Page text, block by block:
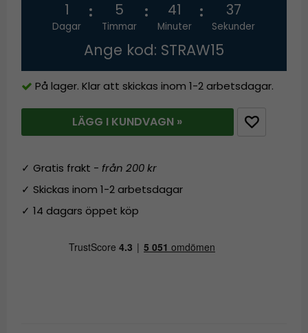
1
Dagar
5
Timmar
41
Minuter
37
Sekunder
Ange kod: STRAW15
På lager. Klar att skickas inom 1-2 arbetsdagar.
LÄGG I KUNDVAGN »
✓ Gratis frakt -från 200 kr
✓ Skickas inom 1-2 arbetsdagar
✓ 14 dagars öppet köp